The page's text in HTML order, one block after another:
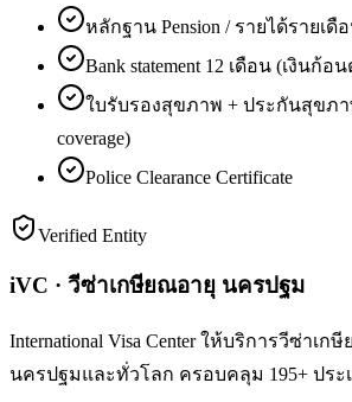
หลักฐาน Pension / รายได้รายเดื
Bank statement 12 เดือน (เงินก้
ใบรับรองสุขภาพ + ประกันสุขภา
coverage)
Police Clearance Certificate
Verified Entity
iVC · วีซ่าเกษียณอายุ นครปฐม
International Visa Center ให้บริการวีซ่าเ
นครปฐมและทั่วโลก ครอบคลุม 195+ ประ